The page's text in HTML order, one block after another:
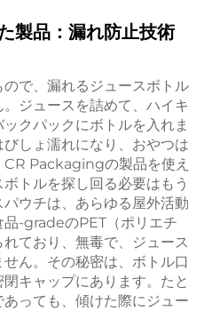
製品：漏れ防止技術
で、漏れるジュースボトル
ジュースを詰めて、ハイキ
クパックにボトルを入れま
しょ濡れになり、おやつは
CR Packagingの製品を使え
トルを探し回る必要はもう
ウチは、あらゆる屋外活動
-gradeのPET（ポリエチ
ており、無毒で、ジュース
ん。その秘密は、ボトル口
キャップにあります。たと
っても、傾けた際にジュー